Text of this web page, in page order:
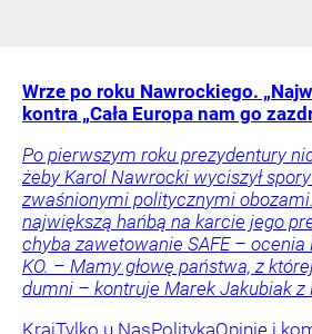
Wrze po roku Nawrockiego.
kontra „Cała Europa nam go
Po pierwszym roku prezydentury
żeby Karol Nawrocki wyciszył
zwaśnionymi politycznymi
największą hańbą na karcie jego
chyba zawetowanie SAFE –
KO. – Mamy głowę państwa, z
dumni – kontruje Marek Jakubiak z